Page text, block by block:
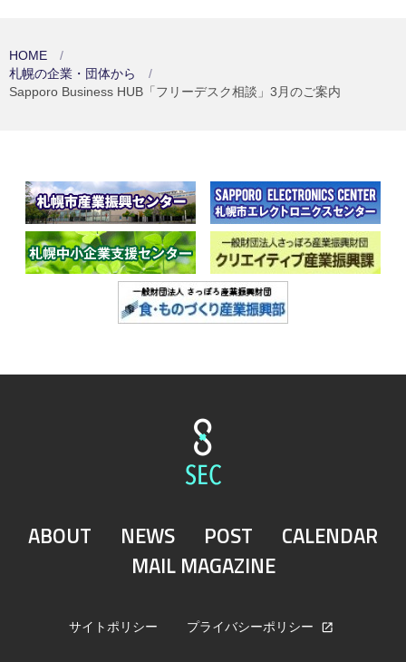
HOME
札幌の企業・団体から
Sapporo Business HUB「フリーデスク相談」3月のご案内
ABOUT NEWS POST
CALENDAR
MAIL MAGAZINE
サイトポリシー プライバシーポリシー